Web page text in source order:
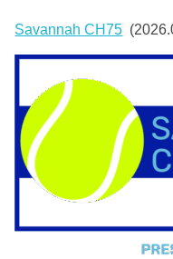
Savannah CH75